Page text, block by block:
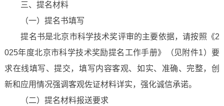
三、提名材料
（一）提名书填写
提名书是北京市科学技术奖评审的主要依据，请按照《2
025年度北京市科学技术奖励提名工作手册》（见附件1）要
求在线填写、提交，填写内容客观、如实、准确、完整，创
新和应用情况强调客观佐证材料详实，强化诚信承诺。
（二）提名材料报送要求